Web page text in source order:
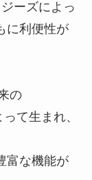
ーズによっ
に利便性が
の
て生まれ、
富な機能が